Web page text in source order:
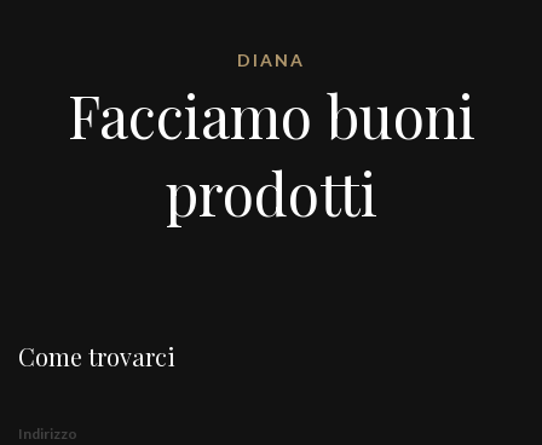
DIANA
Facciamo buoni
prodotti
Come trovarci
Indirizzo